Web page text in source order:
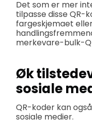
Det som er mer
tilpasse disse QR-
fargeskjemaet
merkevare-bulk-
Øk
sosiale
QR-koder kan
sosiale medier.